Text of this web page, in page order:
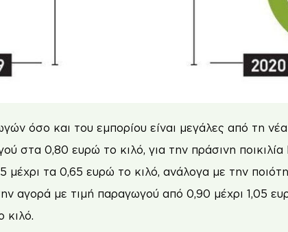
όσο και του εµπορίου είναι µεγάλες από τη
στα 0,80 ευρώ το κιλό, για την πράσινη
µέχρι τα 0,65 ευρώ το κιλό, ανάλογα µε την
αγορά µε τιµή παραγωγού από 0,90 µέχρι 1,05
κιλό.